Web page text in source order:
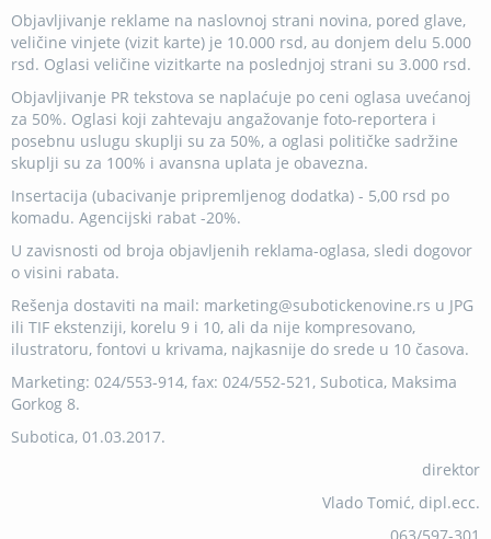
Objavljivanje reklame na naslovnoj strani novina, pored glave,
veličine vinjete (vizit karte) je 10.000 rsd, au donjem delu 5.000
rsd. Oglasi veličine vizitkarte na poslednjoj strani su 3.000 rsd.
Objavljivanje PR tekstova se naplaćuje po ceni oglasa uvećanoj
za 50%. Oglasi koji zahtevaju angažovanje foto-reportera i
posebnu uslugu skuplji su za 50%, a oglasi političke sadržine
skuplji su za 100% i avansna uplata je obavezna.
Insertacija (ubacivanje pripremljenog dodatka) - 5,00 rsd po
komadu. Agencijski rabat -20%.
U zavisnosti od broja objavljenih reklama-oglasa, sledi dogovor
o visini rabata.
Rešenja dostaviti na mail: marketing@subotickenovine.rs u JPG
ili TIF ekstenziji, korelu 9 i 10, ali da nije kompresovano,
ilustratoru, fontovi u krivama, najkasnije do srede u 10 časova.
Marketing: 024/553-914, fax: 024/552-521, Subotica, Maksima
Gorkog 8.
Subotica, 01.03.2017.
direktor
Vlado Tomić, dipl.ecc.